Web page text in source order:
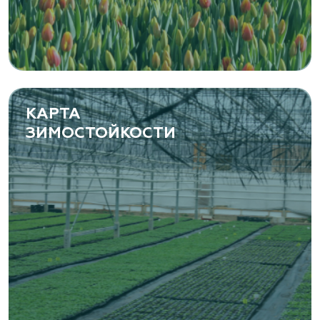
Самарская область, с. Подстепки, ул.
Фермерская 14 А
(8482) 650 010
www.yoly-paly.ru
«ВЕНЕВ» питомник растений
Тульская область, Венёвский р-н, село
Борщевое, улица Лесная, д. 13
8 963 224 87 99
https://www.venev1.ru/
«ВЕНЕВ» питомник растений
Тульская область, Венёвский р-н, село
КАРТА
ЗИМОСТОЙКОСТИ